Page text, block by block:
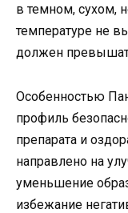
в темном, сухом,
температуре не
должен
Особенностью
профиль
препарата и
направлено на
уменьшение
избежание